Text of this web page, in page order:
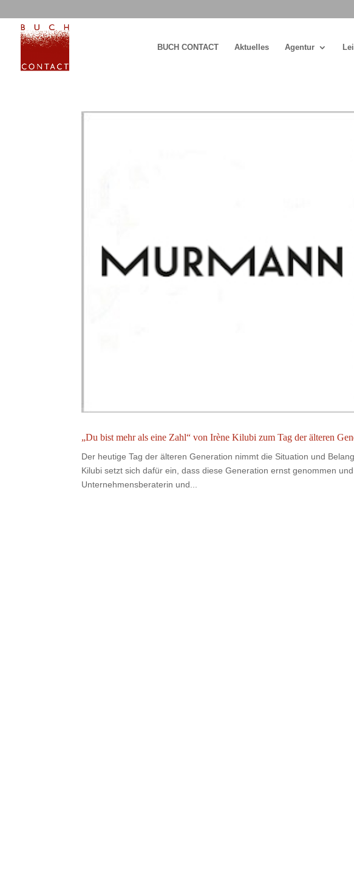
BUCH CONTACT Aktuelles Agentur
„Du bist mehr als eine Zahl“ von Irène Kilubi zum Tag der älteren
Der heutige Tag der älteren Generation nimmt die Situation und
Kilubi setzt sich dafür ein, dass diese Generation ernst genommen
Unternehmensberaterin und...